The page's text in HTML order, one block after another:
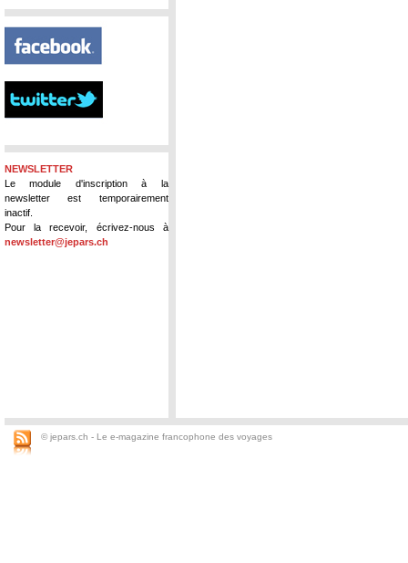
NEWSLETTER
Le module d'inscription à la
newsletter est temporairement
inactif.
Pour la recevoir, écrivez-nous à
newsletter@jepars.ch
© jepars.ch - Le e-magazine francophone des voyages